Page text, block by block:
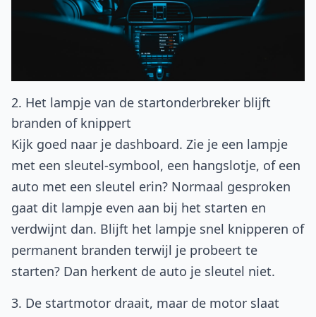
2. Het lampje van de startonderbreker blijft
branden of knippert
Kijk goed naar je dashboard. Zie je een lampje
met een sleutel-symbool, een hangslotje, of een
auto met een sleutel erin? Normaal gesproken
gaat dit lampje even aan bij het starten en
verdwijnt dan. Blijft het lampje snel knipperen of
permanent branden terwijl je probeert te
starten? Dan herkent de auto je sleutel niet.
3. De startmotor draait, maar de motor slaat